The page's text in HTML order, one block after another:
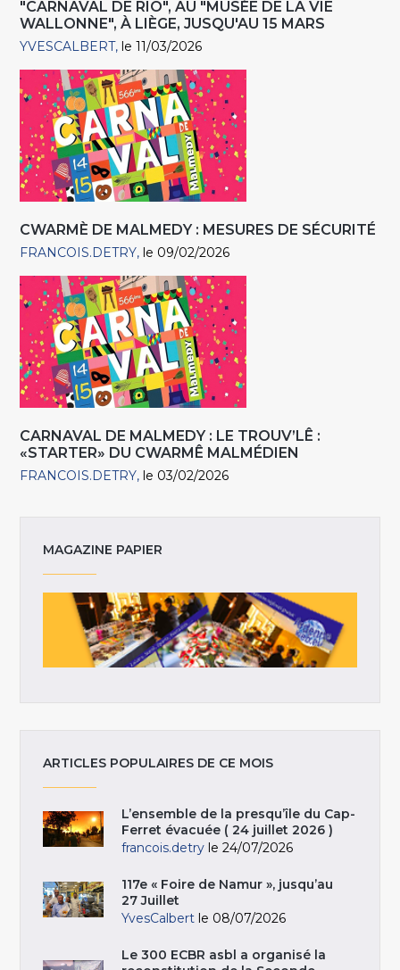
"CARNAVAL DE RIO", AU "MUSÉE DE LA VIE
WALLONNE", À LIÈGE, JUSQU'AU 15 MARS
YVESCALBERT le 11/03/2026
CWARMÈ DE MALMEDY : MESURES DE SÉCURITÉ
FRANCOIS.DETRY le 09/02/2026
CARNAVAL DE MALMEDY : LE TROUV’LÊ :
«STARTER» DU CWARMÊ MALMÉDIEN
FRANCOIS.DETRY le 03/02/2026
MAGAZINE PAPIER
ARTICLES POPULAIRES DE CE MOIS
L’ensemble de la presqu’île du Cap-
Ferret évacuée ( 24 juillet 2026 )
francois.detry le 24/07/2026
117e « Foire de Namur », jusqu’au
27 Juillet
YvesCalbert le 08/07/2026
Le 300 ECBR asbl a organisé la